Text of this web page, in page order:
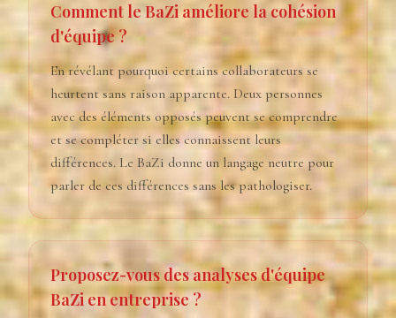
Comment le BaZi améliore la cohésion
d'équipe ?
En révélant pourquoi certains collaborateurs se
heurtent sans raison apparente. Deux personnes
avec des éléments opposés peuvent se comprendre
et se compléter si elles connaissent leurs
différences. Le BaZi donne un langage neutre pour
parler de ces différences sans les pathologiser.
Proposez-vous des analyses d'équipe
BaZi en entreprise ?